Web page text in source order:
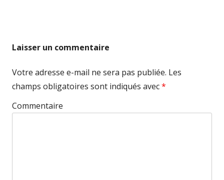
Laisser un commentaire
Votre adresse e-mail ne sera pas publiée. Les
champs obligatoires sont indiqués avec*
Commentaire